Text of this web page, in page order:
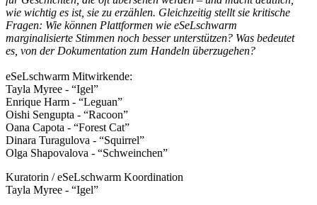
wie wichtig es ist, sie zu erzählen. Gleichzeitig stellt sie kritische
Fragen: Wie können Plattformen wie eSeLschwarm
marginalisierte Stimmen noch besser unterstützen? Was bedeutet
es, von der Dokumentation zum Handeln überzugehen?
eSeLschwarm Mitwirkende:
Tayla Myree - “Igel”
Enrique Harm - “Leguan”
Oishi Sengupta - “Racoon”
Oana Capota - “Forest Cat”
Dinara Turagulova - “Squirrel”
Olga Shapovalova - “Schweinchen”
Kuratorin / eSeLschwarm Koordination
Tayla Myree - “Igel”